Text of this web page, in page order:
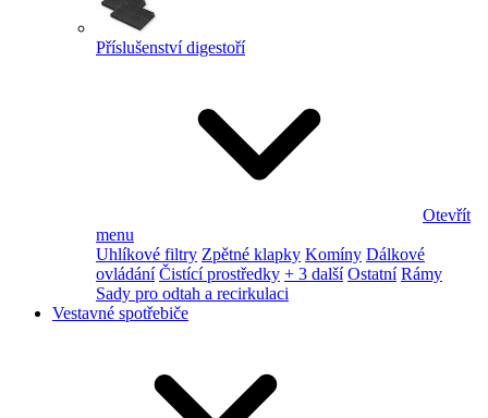
Příslušenství digestoří
Otevřít
menu
Uhlíkové filtry Zpětné klapky Komíny Dálkové
ovládání Čistící prostředky + 3 další Ostatní Rámy
Sady pro odtah a recirkulaci
Vestavné spotřebiče